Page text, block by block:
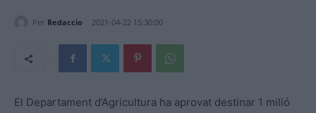
Per Redaccio 2021-04-22 15:30:00
El Departament d’Agricultura ha aprovat destinar 1 milió